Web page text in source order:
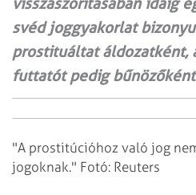
svéd joggyakorlat
prostituáltat áldozatként,
futtatót pedig
"A prostitúcióhoz való jog
jogoknak." Fotó: Reuters